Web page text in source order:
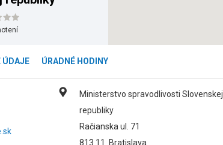
ÚDAJE ÚRADNÉ HODINY
Ministerstvo spravodlivosti Slovenskej
republiky
Račianska ul. 71
813 11
Bratislava